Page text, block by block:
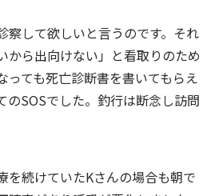
察して欲しいと言うのです。それ
から出向けない」と看取りのため
っても死亡診断書を書いてもらえ
のSOSでした。釣行は断念し訪問
を続けていたKさんの場合も朝で